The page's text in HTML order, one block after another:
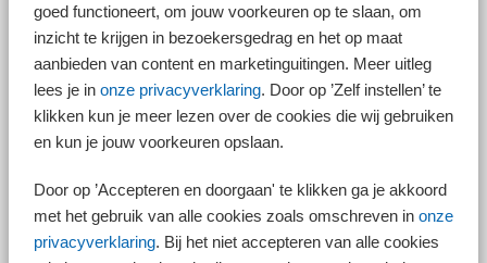
goed functioneert, om jouw voorkeuren op te slaan, om
inzicht te krijgen in bezoekersgedrag en het op maat
aanbieden van content en marketinguitingen. Meer uitleg
lees je in onze privacyverklaring. Door op ’Zelf instellen’ te
klikken kun je meer lezen over de cookies die wij gebruiken
en kun je jouw voorkeuren opslaan.
Door op ’Accepteren en doorgaan' te klikken ga je akkoord
met het gebruik van alle cookies zoals omschreven in onze
privacyverklaring. Bij het niet accepteren van alle cookies
Regeling compensatie transitievergoeding
Je kunt bij het UWV ontslag aanvragen voor een werknemer die meer
dan twee jaar ziek is. Deze werknemer heeft dan wel recht op een
transitievergoeding. Voor deze transitievergoeding kun je compensatie
vragen bij het UWV via de regeling compensatie transitievergoeding.
Het vorige kabinet was van plan om de compensatie te beperken tot
werkgever met een loonsom tot en met 25 keer het gemiddelde